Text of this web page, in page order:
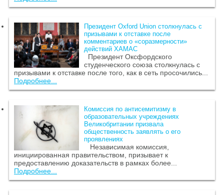
Президент Oxford Union столкнулась с
призывами к отставке после
комментариев о «соразмерности»
действий ХАМАС
Президент Оксфордского
студенческого союза столкнулась с
призывами к отставке после того, как в сеть просочились...
Подробнее...
Комиссия по антисемитизму в
образовательных учреждениях
Великобритании призвала
общественность заявлять о его
проявлениях
Независимая комиссия,
инициированная правительством, призывает к
предоставлению доказательств в рамках более...
Подробнее...